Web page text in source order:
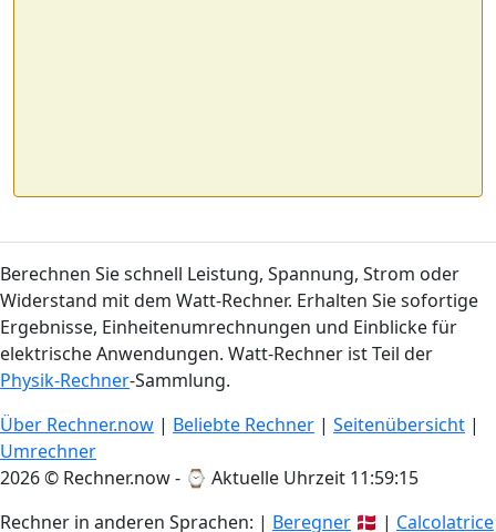
Berechnen Sie schnell Leistung, Spannung, Strom oder
Widerstand mit dem Watt-Rechner. Erhalten Sie sofortige
Ergebnisse, Einheitenumrechnungen und Einblicke für
elektrische Anwendungen. Watt-Rechner ist Teil der
Physik-Rechner-Sammlung.
Über Rechner.now | Beliebte Rechner | Seitenübersicht |
Umrechner
2026 © Rechner.now - ⌚ Aktuelle Uhrzeit 11:59:16
Rechner in anderen Sprachen: | Beregner 🇩🇰 | Calcolatrice